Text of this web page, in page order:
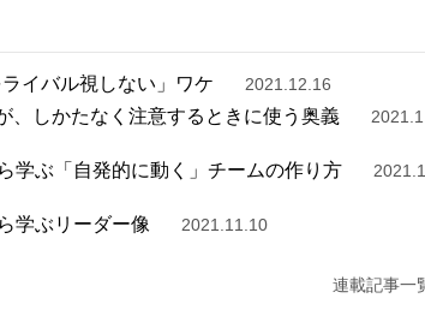
イバル視しない」ワケ 2021.12.16
、しかたなく注意するときに使う奥義
2021.1
学ぶ「自発的に動く」チームの作り方
2021.1
学ぶリーダー像 2021.11.10
連載記事一